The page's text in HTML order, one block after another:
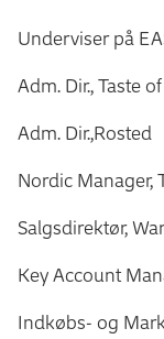
Underviser på
Adm. Dir., Taste
Adm. Dir.,Rosted
Nordic Manager,
Salgsdirektør,
Key Account
Indkøbs- og